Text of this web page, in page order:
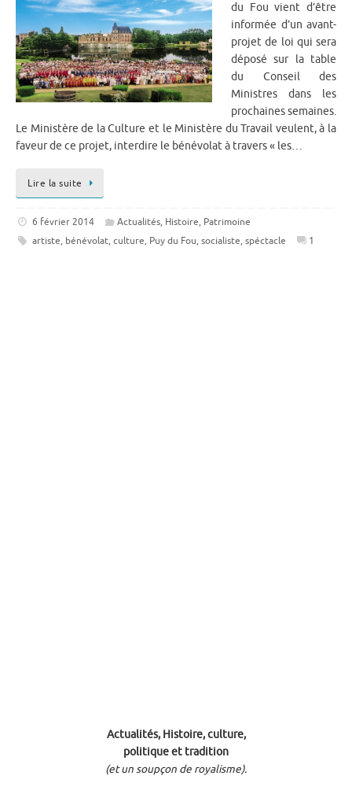
du Fou vient d’être
informée d’un avant-
projet de loi qui sera
déposé sur la table
du Conseil des
Ministres dans les
prochaines semaines.
Le Ministère de la Culture et le Ministère du Travail veulent, à la
faveur de ce projet, interdire le bénévolat à travers « les…
Lire la suite
6 février 2014 Actualités, Histoire, Patrimoine
artiste, bénévolat, culture, Puy du Fou, socialiste, spéctacle 1
Actualités, Histoire, culture,
politique et tradition
(et un soupçon de royalisme).